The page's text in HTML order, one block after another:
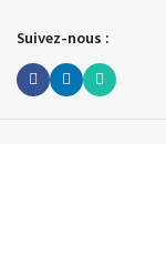
Suivez-nous :